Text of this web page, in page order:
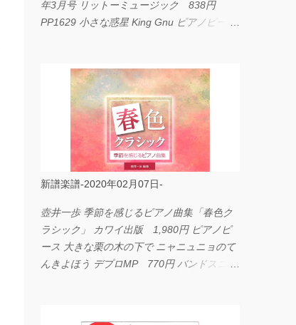
年3月号 リットーミュージック 838円
PP1629 小さな惑星 King Gnu ピアノピース
LOVE... Official髭男dism バンドピース フェ
アリー 825円
新譜楽譜-2020年02月07日-
壺井一歩 季節を感じるピアノ曲集「春色ク
ラシック」 カワイ出版 1,980円 ピアノピ
ース 大きな栗の木の下で ニャニュニョのて
んきよほう デプロMP 770円 バンドスコア